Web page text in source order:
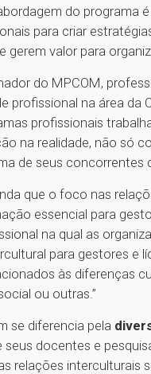
do programa
para criar
gerem valor para
do MPCOM,
profissional na área
profissionais
na realidade, não só
de seus concorrentes
que o foco nas
essencial para
na qual as
para gestores e
às diferenças
ou outras.”
se diferencia pela
seus docentes e
relações interculturais